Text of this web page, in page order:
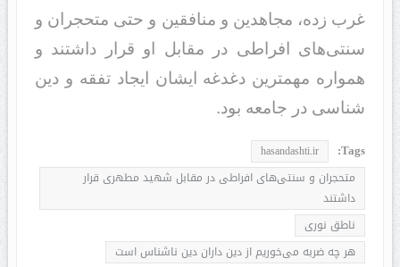
غرب زده، مجاهدین و منافقین و حتی متحجران و
سنتی‌های افراطی در مقابل او قرار داشتند و
همواره مهمترین دغدغه ایشان ایجاد تفقه و دین
شناسی در جامعه بود.
Tags:
hasandashti.ir
متحجران و سنتی‌های افراطی در مقابل شهید مطهری قرار
داشتند
ناطق نوری
هر چه ضربه می‌خوریم از دین داران دین ناشناس است